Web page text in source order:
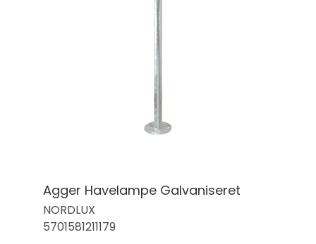
Agger Havelampe Galvaniseret
NORDLUX
5701581211179